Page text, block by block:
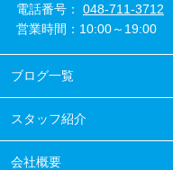
電話番号： 048-711-3712
営業時間：10:00～19:00
ブログ一覧
スタッフ紹介
会社概要